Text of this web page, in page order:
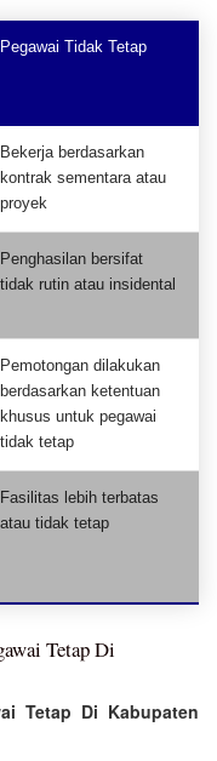
Pegawai Tidak Tetap
Bekerja berdasarkan
kontrak sementara atau
proyek
Penghasilan bersifat
tidak rutin atau insidental
Pemotongan dilakukan
berdasarkan ketentuan
khusus untuk pegawai
tidak tetap
Fasilitas lebih terbatas
atau tidak tetap
Tetap Di
Tetap Di Kabupaten